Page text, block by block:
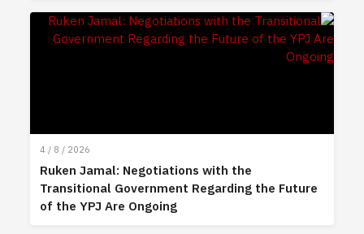
4 / 8 / 2026
Ruken Jamal: Negotiations with the
Transitional Government Regarding the Future
of the YPJ Are Ongoing